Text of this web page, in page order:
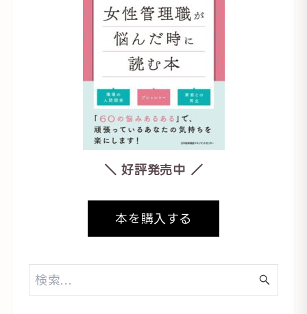
＼ 好評発売中 ／
本を購入する